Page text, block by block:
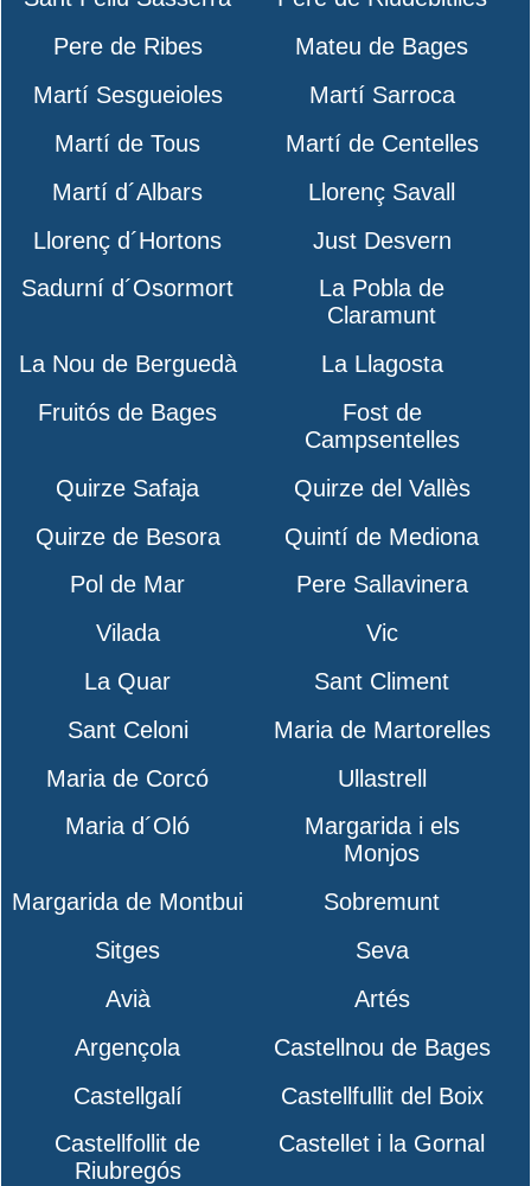
Pere de Ribes
Mateu de Bages
Martí Sesgueioles
Martí Sarroca
Martí de Tous
Martí de Centelles
Martí d´Albars
Llorenç Savall
Llorenç d´Hortons
Just Desvern
Sadurní d´Osormort
La Pobla de
Claramunt
La Nou de Berguedà
La Llagosta
Fruitós de Bages
Fost de
Campsentelles
Quirze Safaja
Quirze del Vallès
Quirze de Besora
Quintí de Mediona
Pol de Mar
Pere Sallavinera
Vilada
Vic
La Quar
Sant Climent
Sant Celoni
Maria de Martorelles
Maria de Corcó
Ullastrell
Maria d´Oló
Margarida i els
Monjos
Margarida de Montbui
Sobremunt
Sitges
Seva
Avià
Artés
Argençola
Castellnou de Bages
Castellgalí
Castellfullit del Boix
Castellfollit de
Riubregós
Castellet i la Gornal